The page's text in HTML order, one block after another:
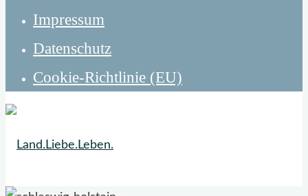
Impressum
Datenschutz
Cookie-Richtlinie (EU)